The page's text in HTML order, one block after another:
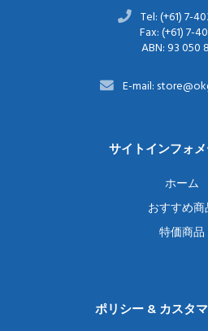
Tel: (+61) 7-
Fax: (+61) 7-
ABN: 93 050
E-mail:
サイトインフォ
ホーム
おすすめ商
特価商品
ポリシー & カスタ